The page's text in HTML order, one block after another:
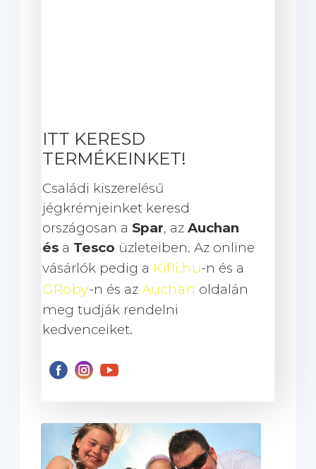
ITT KERESD
TERMÉKEINKET!
Családi kiszerelésű
jégkrémjeinket keresd
országosan a Spar, az Auchan
és a Tesco üzleteiben. Az online
vásárlók pedig a Kifli.hu-n és a
GRoby-n és az Auchan oldalán
meg tudják rendelni
kedvenceiket.